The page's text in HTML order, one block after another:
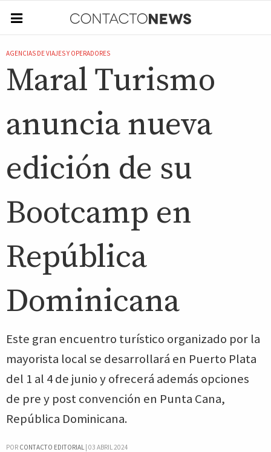
AGENCIAS DE VIAJES Y OPERADORES
Maral Turismo
anuncia nueva
edición de su
Bootcamp en
República
Dominicana
Este gran encuentro turístico organizado por la
mayorista local se desarrollará en Puerto Plata
del 1 al 4 de junio y ofrecerá además opciones
de pre y post convención en Punta Cana,
República Dominicana.
POR CONTACTO EDITORIAL| 03 ABRIL 2024